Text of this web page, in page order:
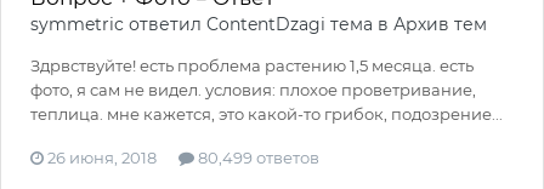
symmetric ответил ContentDzagi тема в Архив тем
Здрвствуйте! есть проблема растению 1,5 месяца. есть
фото, я сам не видел. условия: плохое проветривание,
теплица. мне кажется, это какой-то грибок, подозрение...
26 июня, 2018 80,499 ответов